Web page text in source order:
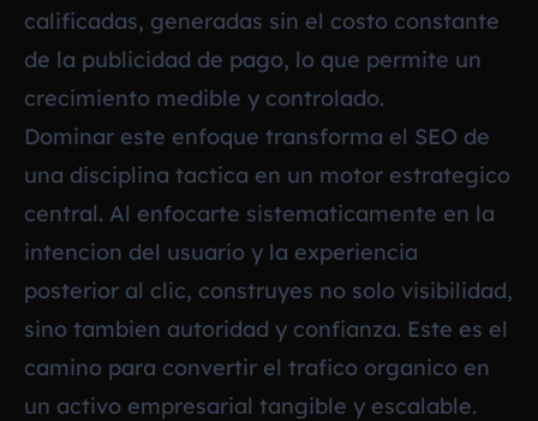
calificadas, generadas sin el costo constante
de la publicidad de pago, lo que permite un
crecimiento medible y controlado.
Dominar este enfoque transforma el SEO de
una disciplina tactica en un motor estrategico
central. Al enfocarte sistematicamente en la
intencion del usuario y la experiencia
posterior al clic, construyes no solo visibilidad,
sino tambien autoridad y confianza. Este es el
camino para convertir el trafico organico en
un activo empresarial tangible y escalable.